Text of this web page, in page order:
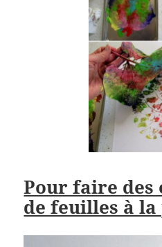
Pour faire des
de feuilles à